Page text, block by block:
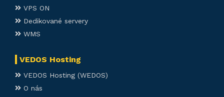
VPS ON
Dedikované servery
WMS
VEDOS Hosting
VEDOS Hosting (WEDOS)
O nás